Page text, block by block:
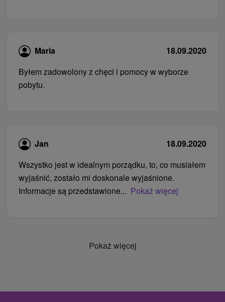
Maria
18.09.2020
Byłem zadowolony z chęci i pomocy w wyborze
pobytu.
Jan
18.09.2020
Wszystko jest w idealnym porządku, to, co musiałem
wyjaśnić, zostało mi doskonale wyjaśnione.
Informacje są przedstawione... Pokaż więcej
Pokaż więcej